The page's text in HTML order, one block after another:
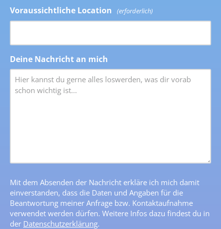
Voraussichtliche Location (erforderlich)
Deine Nachricht an mich
Mit dem Absenden der Nachricht erkläre ich mich damit
einverstanden, dass die Daten und Angaben für die
Beantwortung meiner Anfrage bzw. Kontaktaufnahme
verwendet werden dürfen. Weitere Infos dazu findest du in
der Datenschutzerklärung.